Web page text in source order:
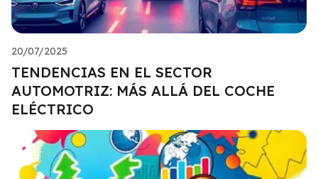
20/07/2025
TENDENCIAS EN EL SECTOR
AUTOMOTRIZ: MÁS ALLÁ DEL COCHE
ELÉCTRICO